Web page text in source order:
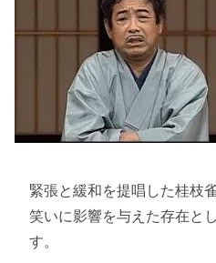
緊張と緩和を提唱した桂枝
笑いに影響を与えた存在と
す。